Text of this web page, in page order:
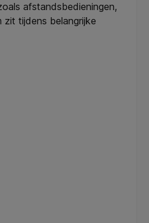
afstandsbedieningen,
zit tijdens belangrijke